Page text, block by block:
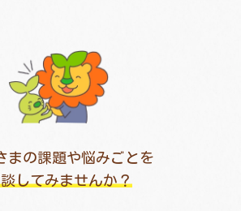
まの課題や悩みごとを
してみませんか？